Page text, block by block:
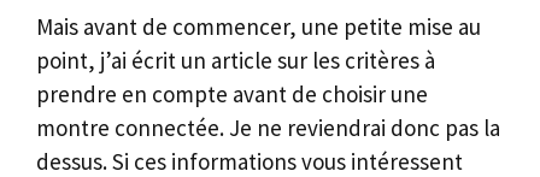
Mais avant de commencer, une petite mise au
point, j’ai écrit un article sur les critères à
prendre en compte avant de choisir une
montre connectée. Je ne reviendrai donc pas la
dessus. Si ces informations vous intéressent